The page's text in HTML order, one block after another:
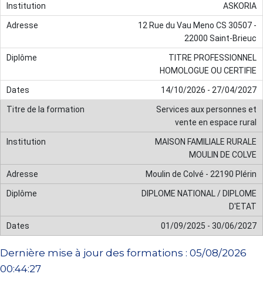
ASKORIA
12 Rue du Vau Meno CS 30507 -
22000 Saint-Brieuc
TITRE PROFESSIONNEL
HOMOLOGUE OU CERTIFIE
14/10/2026 - 27/04/2027
Services aux personnes et
vente en espace rural
MAISON FAMILIALE RURALE
MOULIN DE COLVE
Moulin de Colvé - 22190 Plérin
DIPLOME NATIONAL / DIPLOME
D'ETAT
01/09/2025 - 30/06/2027
Dernière mise à jour des formations : 05/08/2026
00:44:27